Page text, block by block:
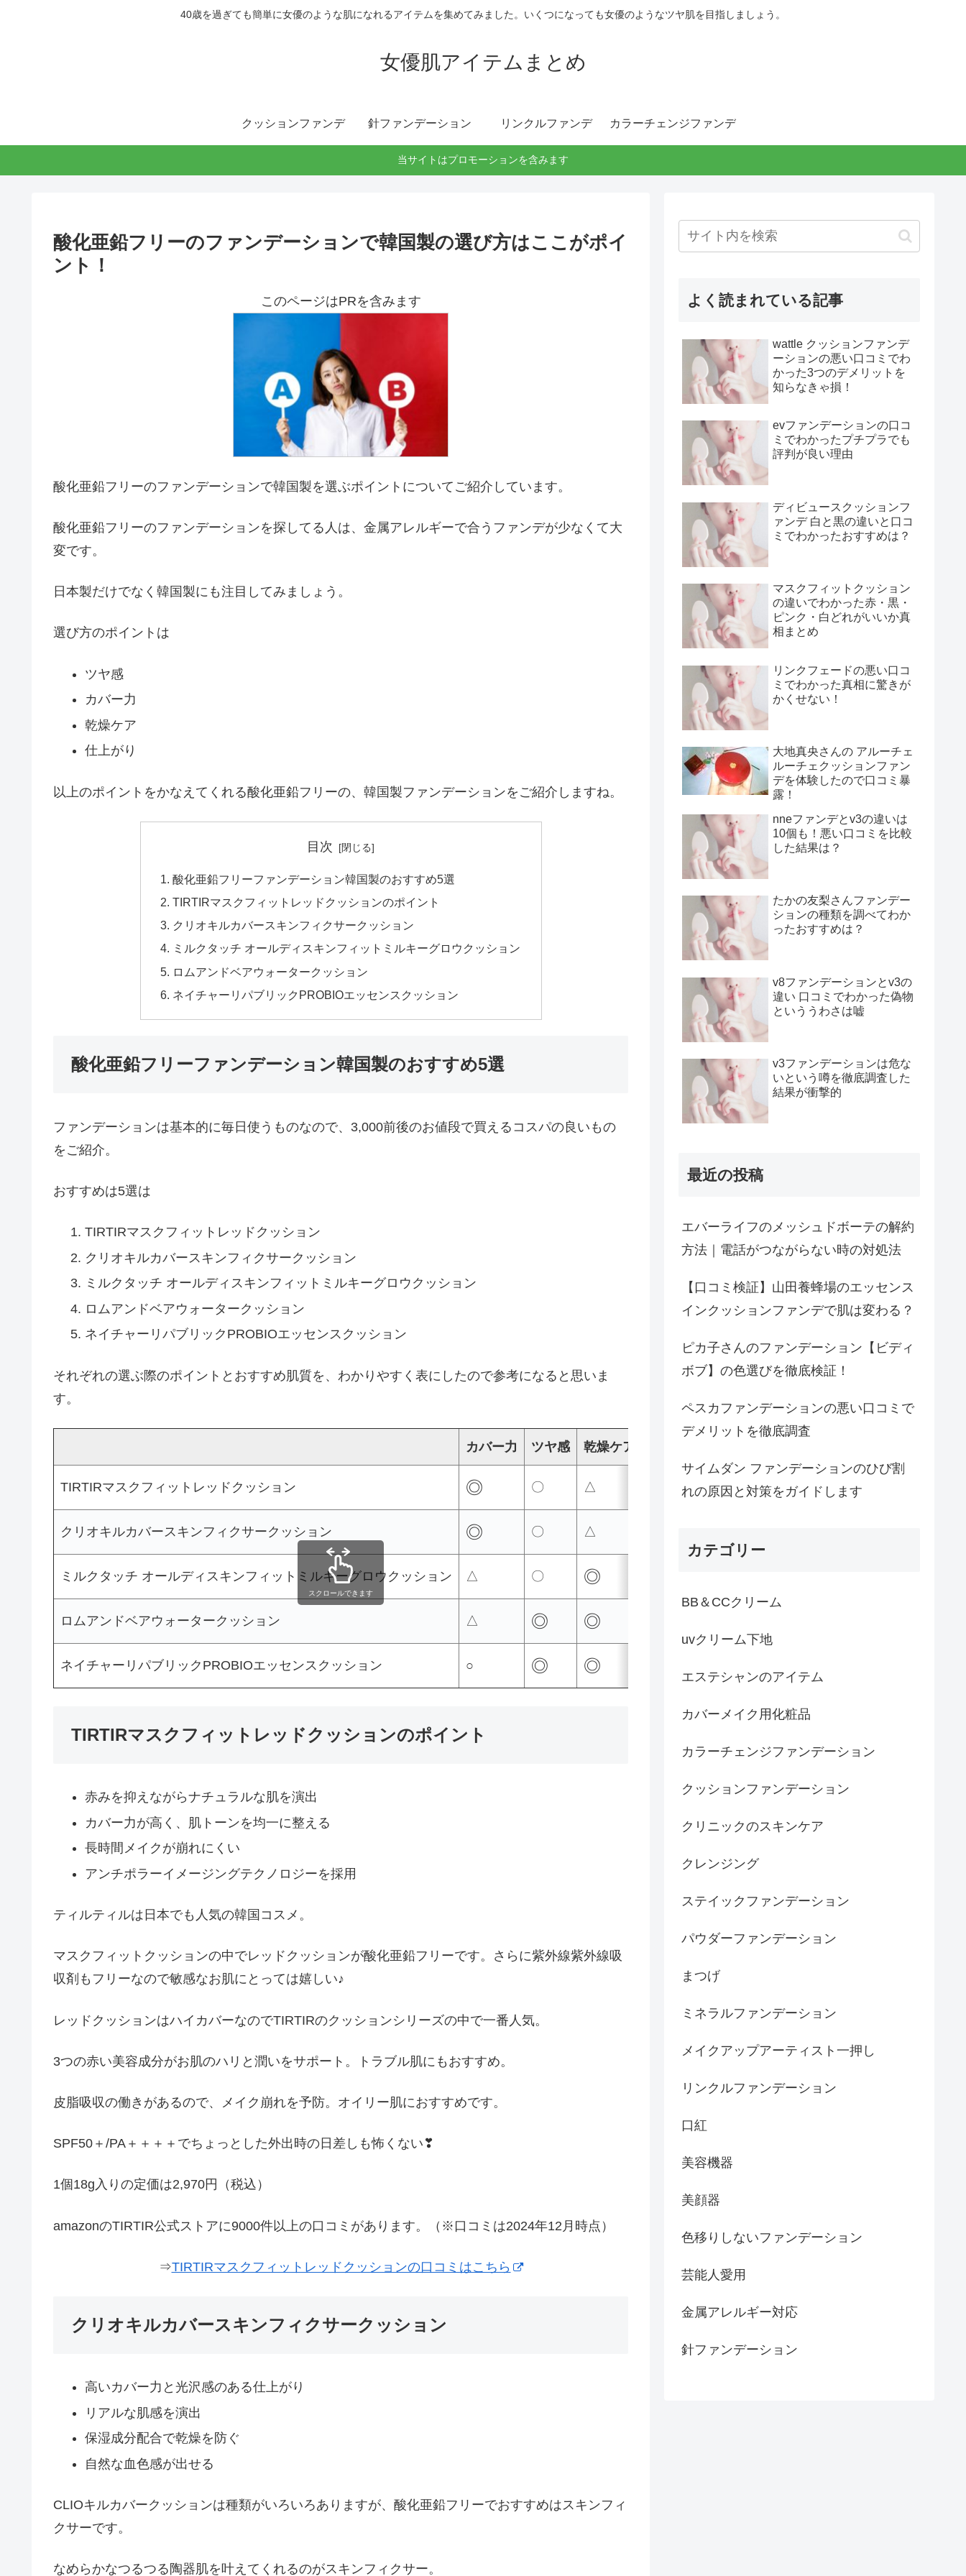
40歳を過ぎても簡単に女優のような肌になれるアイテムを集めてみました。いくつになっても女優のようなツヤ肌を目指しましょう。
女優肌アイテムまとめ
クッションファンデ 針ファンデーション リンクルファンデ カラーチェンジファンデ
当サイトはプロモーションを含みます
酸化亜鉛フリーのファンデーションで韓国製の選び方はここがポイ
ント！
このページはPRを含みます
酸化亜鉛フリーのファンデーションで韓国製を選ぶポイントについてご紹介しています。
酸化亜鉛フリーのファンデーションを探してる人は、金属アレルギーで合うファンデが少なくて大
変です。
日本製だけでなく韓国製にも注目してみましょう。
選び方のポイントは
ツヤ感
カバー力
乾燥ケア
仕上がり
以上のポイントをかなえてくれる酸化亜鉛フリーの、韓国製ファンデーションをご紹介しますね。
目次
酸化亜鉛フリーファンデーション韓国製のおすすめ5選
TIRTIRマスクフィットレッドクッションのポイント
クリオキルカバースキンフィクサークッション
ミルクタッチ オールディスキンフィットミルキーグロウクッション
ロムアンドベアウォータークッション
ネイチャーリパブリックPROBIOエッセンスクッション
酸化亜鉛フリーファンデーション韓国製のおすすめ5選
ファンデーションは基本的に毎日使うものなので、3,000前後のお値段で買えるコスパの良いもの
をご紹介。
おすすめは5選は
TIRTIRマスクフィットレッドクッション
クリオキルカバースキンフィクサークッション
ミルクタッチ オールディスキンフィットミルキーグロウクッション
ロムアンドベアウォータークッション
ネイチャーリパブリックPROBIOエッセンスクッション
それぞれの選ぶ際のポイントとおすすめ肌質を、わかりやすく表にしたので参考になると思いま
す。
カバー力 ツヤ感 乾燥ケア
TIRTIRマスクフィットレッドクッション ◎ 〇 △ セミマット オイリー肌・トラブル肌
クリオキルカバースキンフィクサークッション ◎ 〇 △
ミルクタッチ オールディスキンフィットミルキーグロウクッション △ 〇 ◎
ロムアンドベアウォータークッション △ ◎ ◎
ネイチャーリパブリックPROBIOエッセンスクッション ○ ◎ ◎
スクロールできます
TIRTIRマスクフィットレッドクッションのポイント
赤みを抑えながらナチュラルな肌を演出
カバー力が高く、肌トーンを均一に整える
長時間メイクが崩れにくい
アンチポラーイメージングテクノロジーを採用
ティルティルは日本でも人気の韓国コスメ。
マスクフィットクッションの中でレッドクッションが酸化亜鉛フリーです。さらに紫外線紫外線吸
収剤もフリーなので敏感なお肌にとっては嬉しい♪
レッドクッションはハイカバーなのでTIRTIRのクッションシリーズの中で一番人気。
3つの赤い美容成分がお肌のハリと潤いをサポート。トラブル肌にもおすすめ。
皮脂吸収の働きがあるので、メイク崩れを予防。オイリー肌におすすめです。
SPF50＋/PA＋＋＋＋でちょっとした外出時の日差しも怖くない❣
1個18g入りの定価は2,970円（税込）
amazonのTIRTIR公式ストアに9000件以上の口コミがあります。（※口コミは2024年12月時点）
⇒TIRTIRマスクフィットレッドクッションの口コミはこちら
クリオキルカバースキンフィクサークッション
高いカバー力と光沢感のある仕上がり
リアルな肌感を演出
保湿成分配合で乾燥を防ぐ
自然な血色感が出せる
CLIOキルカバークッションは種類がいろいろありますが、酸化亜鉛フリーでおすすめはスキンフィ
クサーです。
なめらかなつるつる陶器肌を叶えてくれるのがスキンフィクサー。
よく読まれている記事
wattle クッションファンデ
ーションの悪い口コミでわ
かった3つのデメリットを
知らなきゃ損！
evファンデーションの口コ
ミでわかったプチプラでも
評判が良い理由
ディビュースクッションフ
ァンデ 白と黒の違いと口コ
ミでわかったおすすめは？
マスクフィットクッション
の違いでわかった赤・黒・
ピンク・白どれがいいか真
相まとめ
リンクフェードの悪い口コ
ミでわかった真相に驚きが
かくせない！
大地真央さんの アルーチェ
ルーチェクッションファン
デを体験したので口コミ暴
露！
nneファンデとv3の違いは
10個も！悪い口コミを比較
した結果は？
たかの友梨さんファンデー
ションの種類を調べてわか
ったおすすめは？
v8ファンデーションとv3の
違い 口コミでわかった偽物
といううわさは嘘
v3ファンデーションは危な
いという噂を徹底調査した
結果が衝撃的
最近の投稿
エバーライフのメッシュドボーテの解約
方法｜電話がつながらない時の対処法
【口コミ検証】山田養蜂場のエッセンス
インクッションファンデで肌は変わる？
ピカ子さんのファンデーション【ビディ
ボブ】の色選びを徹底検証！
ペスカファンデーションの悪い口コミで
デメリットを徹底調査
サイムダン ファンデーションのひび割
れの原因と対策をガイドします
カテゴリー
BB＆CCクリーム
uvクリーム下地
エステシャンのアイテム
カバーメイク用化粧品
カラーチェンジファンデーション
クッションファンデーション
クリニックのスキンケア
クレンジング
ステイックファンデーション
パウダーファンデーション
まつげ
ミネラルファンデーション
メイクアップアーティスト一押し
リンクルファンデーション
口紅
美容機器
美顔器
色移りしないファンデーション
芸能人愛用
金属アレルギー対応
針ファンデーション